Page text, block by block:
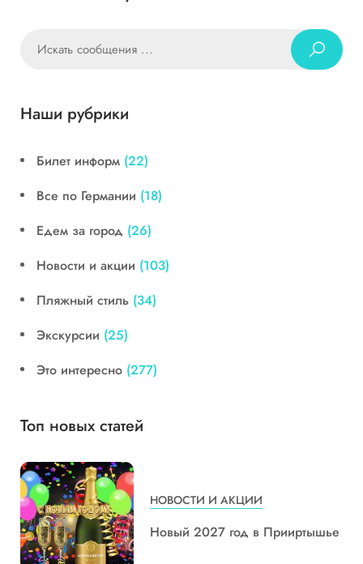
Наши рубрики
Билет информ (22)
Все по Германии (18)
Едем за город (26)
Новости и акции (103)
Пляжный стиль (34)
Экскурсии (25)
Это интересно (277)
Топ новых статей
НОВОСТИ И АКЦИИ
Новый 2027 год в Прииртышье